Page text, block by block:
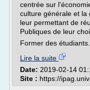
centrée sur
culture générale et la
leur permettant de
Publiques de leur
Former des étudiants...
Lire la suite
Date: 2019-02-14
Site : https://